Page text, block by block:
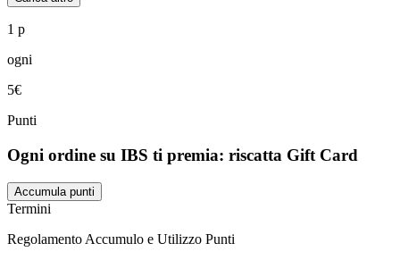
1 p
ogni
5€
Punti
Ogni ordine su IBS ti premia: riscatta Gift Card
Accumula punti
Termini
Regolamento Accumulo e Utilizzo Punti